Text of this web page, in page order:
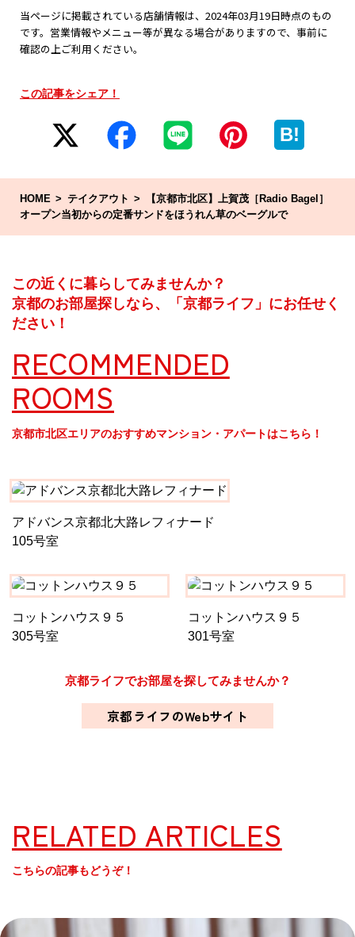
当ページに掲載されている店舗情報は、2024年03月19日時点のもの
です。営業情報やメニュー等が異なる場合がありますので、事前に
確認の上ご利用ください。
この記事をシェア！
B!
HOME テイクアウト
【京都市北区】上賀茂［Radio Bagel］
オープン当初からの定番サンドをほうれん草のベーグルで
この近くに暮らしてみませんか？
京都のお部屋探しなら、「京都ライフ」にお任せく
ださい！
RECOMMENDED
ROOMS
京都市北区エリアのおすすめマンション・アパートはこちら！
アドバンス京都北大路レフィナード
105号室
コットンハウス９５
305号室
コットンハウス９５
301号室
京都ライフでお部屋を探してみませんか？
京都ライフのWebサイト
RELATED ARTICLES
こちらの記事もどうぞ！